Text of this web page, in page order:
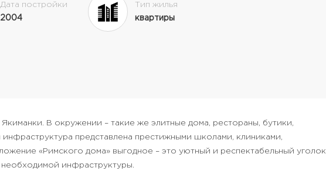
Дата постройки
2004
Тип жилья
квартиры
В окружении – такие же элитные дома, рестораны, бутики,
представлена престижными школами, клиниками,
«Римского дома» выгодное – это уютный и респектабельный уголок
инфраструктуры.